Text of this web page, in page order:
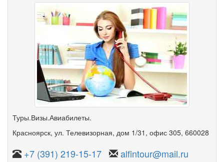
Туры.Визы.Авиабилеты.
Красноярск, ул. Телевизорная, дом 1/31 , офис 305, 660028
+7 (391) 219-15-17 alfintour@mail.ru